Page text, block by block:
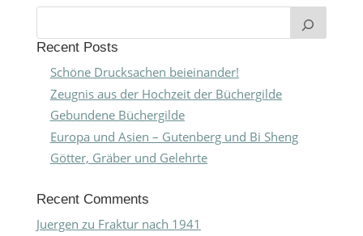
Recent Posts
Schöne Drucksachen beieinander!
Zeugnis aus der Hochzeit der Büchergilde
Gebundene Büchergilde
Europa und Asien – Gutenberg und Bi Sheng
Götter, Gräber und Gelehrte
Recent Comments
Juergen zu Fraktur nach 1941